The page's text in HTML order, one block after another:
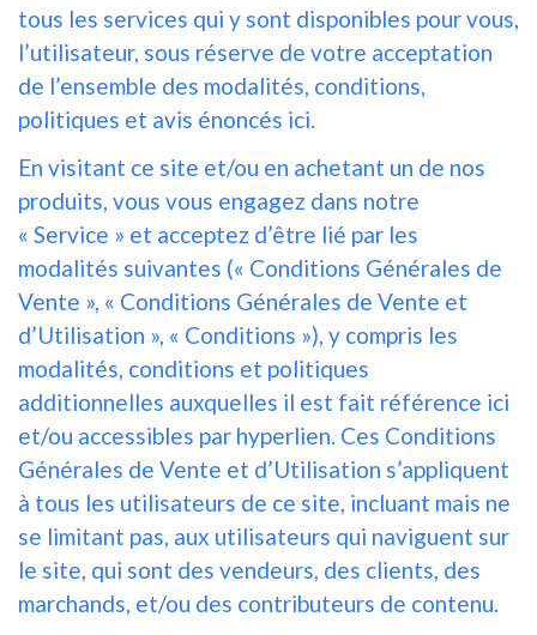
tous les services qui y sont disponibles pour vous,
l’utilisateur, sous réserve de votre acceptation
de l’ensemble des modalités, conditions,
politiques et avis énoncés ici.
En visitant ce site et/ou en achetant un de nos
produits, vous vous engagez dans notre
« Service » et acceptez d’être lié par les
modalités suivantes (« Conditions Générales de
Vente », « Conditions Générales de Vente et
d’Utilisation », « Conditions »), y compris les
modalités, conditions et politiques
additionnelles auxquelles il est fait référence ici
et/ou accessibles par hyperlien. Ces Conditions
Générales de Vente et d’Utilisation s’appliquent
à tous les utilisateurs de ce site, incluant mais ne
se limitant pas, aux utilisateurs qui naviguent sur
le site, qui sont des vendeurs, des clients, des
marchands, et/ou des contributeurs de contenu.